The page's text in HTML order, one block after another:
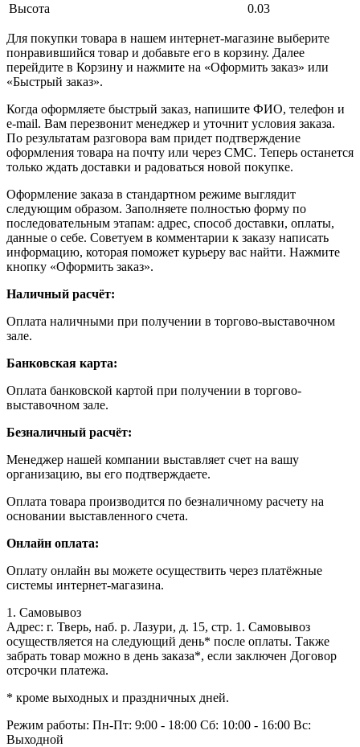
Высота
0.03
Для покупки товара в нашем интернет-магазине выберите
понравившийся товар и добавьте его в корзину. Далее
перейдите в Корзину и нажмите на «Оформить заказ» или
«Быстрый заказ».
Когда оформляете быстрый заказ, напишите ФИО, телефон и
e-mail. Вам перезвонит менеджер и уточнит условия заказа.
По результатам разговора вам придет подтверждение
оформления товара на почту или через СМС. Теперь останется
только ждать доставки и радоваться новой покупке.
Оформление заказа в стандартном режиме выглядит
следующим образом. Заполняете полностью форму по
последовательным этапам: адрес, способ доставки, оплаты,
данные о себе. Советуем в комментарии к заказу написать
информацию, которая поможет курьеру вас найти. Нажмите
кнопку «Оформить заказ».
Наличный расчёт:
Оплата наличными при получении в торгово-выставочном
зале.
Банковская карта:
Оплата банковской картой при получении в торгово-
выставочном зале.
Безналичный расчёт:
Менеджер нашей компании выставляет счет на вашу
организацию, вы его подтверждаете.
Оплата товара производится по безналичному расчету на
основании выставленного счета.
Онлайн оплата:
Оплату онлайн вы можете осуществить через платёжные
системы интернет-магазина.
1. Самовывоз
Адрес: г. Тверь, наб. р. Лазури, д. 15, стр. 1. Самовывоз
осуществляется на следующий день* после оплаты. Также
забрать товар можно в день заказа*, если заключен Договор
отсрочки платежа.
* кроме выходных и праздничных дней.
Режим работы: Пн-Пт: 9:00 - 18:00 Сб: 10:00 - 16:00 Вс:
Выходной